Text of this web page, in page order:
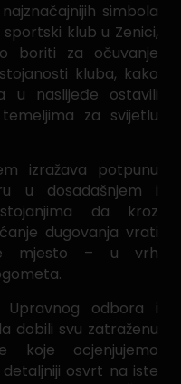
simbola
klub u Zenici,
boriti za očuvanje
kluba, kako
u naslijeđe ostavili
za svijetlu
izražava potpunu
u dosadašnjem i
da kroz
dugovanja vrati
mjesto – u vrh
Upravnog odbora i
dobili svu zatraženu
koje ocjenjujemo
osvrt na iste